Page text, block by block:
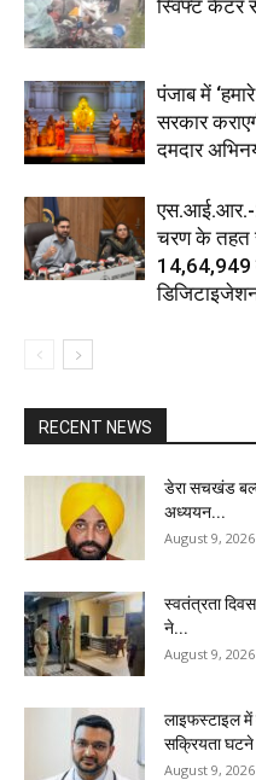
स्विफ्ट कैंटर
पंजाब में
सरकार
दमदार
एस.आई.आर.-
चरण के तहत
14,64,949
RECENT NEWS
डेरा सचखंड
अध्ययन...
August 9, 2026
स्वतंत्रता
ने...
August 9, 2026
लाइफस्टाइल में
सक्रियता
August 9, 2026